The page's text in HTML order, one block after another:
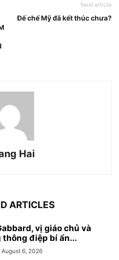
Next article
Đế chế Mỹ đã kết thúc chưa?
Hai
ARTICLES
vị giáo chủ và
thông điệp bí ẩn...
August 6, 2026